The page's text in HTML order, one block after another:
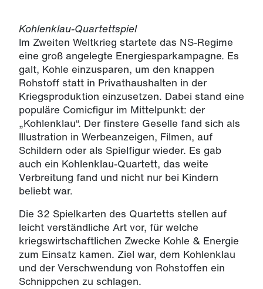
Kohlenklau-Quartettspiel
Im Zweiten Weltkrieg startete das NS-Regime
eine groß angelegte Energiesparkampagne. Es
galt, Kohle einzusparen, um den knappen
Rohstoff statt in Privathaushalten in der
Kriegsproduktion einzusetzen. Dabei stand eine
populäre Comicfigur im Mittelpunkt: der
„Kohlenklau“. Der finstere Geselle fand sich als
Illustration in Werbeanzeigen, Filmen, auf
Schildern oder als Spielfigur wieder. Es gab
auch ein Kohlenklau-Quartett, das weite
Verbreitung fand und nicht nur bei Kindern
beliebt war.
Die 32 Spielkarten des Quartetts stellen auf
leicht verständliche Art vor, für welche
kriegswirtschaftlichen Zwecke Kohle & Energie
zum Einsatz kamen. Ziel war, dem Kohlenklau
und der Verschwendung von Rohstoffen ein
Schnippchen zu schlagen.